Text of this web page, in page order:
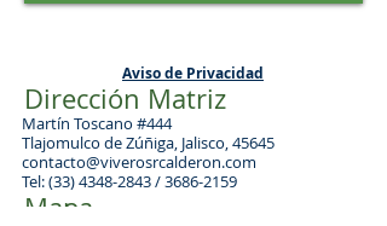
Aviso de Privacidad
Dirección Matriz
Martín Toscano #444
Tlajomulco de Zúñiga, Jalisco, 45645
contacto@viverosrcalderon.com
Tel:(33) 4348-2843/3686-2159
Mapa